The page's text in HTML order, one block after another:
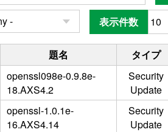
表示件数
題名
タイプ
openssl098e-0.9.8e-
18.AXS4.2
Security
Update
openssl-1.0.1e-
16.AXS4.14
Security
Update